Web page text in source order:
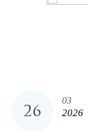
26
03
2026